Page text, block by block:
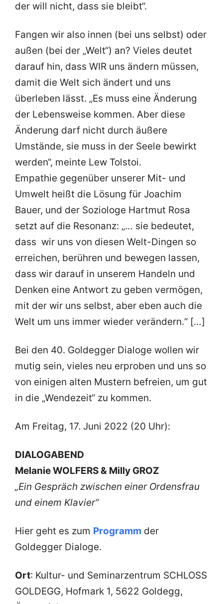
der will nicht, dass sie bleibt“.
Fangen wir also innen (bei uns selbst) oder
außen (bei der „Welt“) an? Vieles deutet
darauf hin, dass WIR uns ändern müssen,
damit die Welt sich ändert und uns
überleben lässt. „Es muss eine Änderung
der Lebensweise kommen. Aber diese
Änderung darf nicht durch äußere
Umstände, sie muss in der Seele bewirkt
werden“, meinte Lew Tolstoi.
Empathie gegenüber unserer Mit- und
Umwelt heißt die Lösung für Joachim
Bauer, und der Soziologe Hartmut Rosa
setzt auf die Resonanz: „… sie bedeutet,
dass wir uns von diesen Welt-Dingen so
erreichen, berühren und bewegen lassen,
dass wir darauf in unserem Handeln und
Denken eine Antwort zu geben vermögen,
mit der wir uns selbst, aber eben auch die
Welt um uns immer wieder verändern.“ […]
Bei den 40. Goldegger Dialoge wollen wir
mutig sein, vieles neu erproben und uns so
von einigen alten Mustern befreien, um gut
in die „Wendezeit“ zu kommen.
Am Freitag, 17. Juni 2022 (20 Uhr):
DIALOGABEND
Melanie WOLFERS & Milly GROZ
„Ein Gespräch zwischen einer Ordensfrau
und einem Klavier“
Hier geht es zum Programm der
Goldegger Dialoge.
Ort: Kultur- und Seminarzentrum SCHLOSS
GOLDEGG, Hofmark 1, 5622 Goldegg,